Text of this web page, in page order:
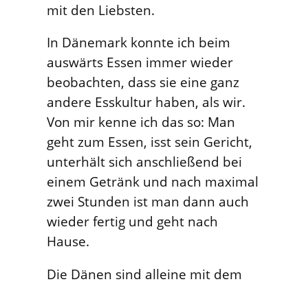
mit den Liebsten.
In Dänemark konnte ich beim
auswärts Essen immer wieder
beobachten, dass sie eine ganz
andere Esskultur haben, als wir.
Von mir kenne ich das so: Man
geht zum Essen, isst sein Gericht,
unterhält sich anschließend bei
einem Getränk und nach maximal
zwei Stunden ist man dann auch
wieder fertig und geht nach
Hause.
Die Dänen sind alleine mit dem